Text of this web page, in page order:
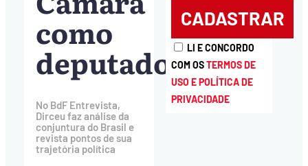
como
deputado’
No BdF Entrevista,
Dirceu faz análise da
conjuntura do Brasil e
revista pontos de sua
trajetória política
LI E CONCORDO
COM OSTERMOS DE
USO E POLÍTICA DE
PRIVACIDADE